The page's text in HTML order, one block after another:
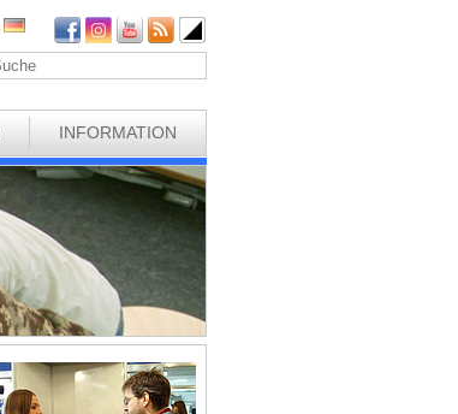
INFORMATION